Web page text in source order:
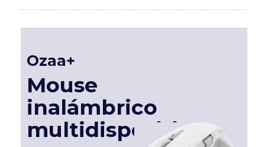
Ozaa+
Mouse
inalámbrico
multidispositivo